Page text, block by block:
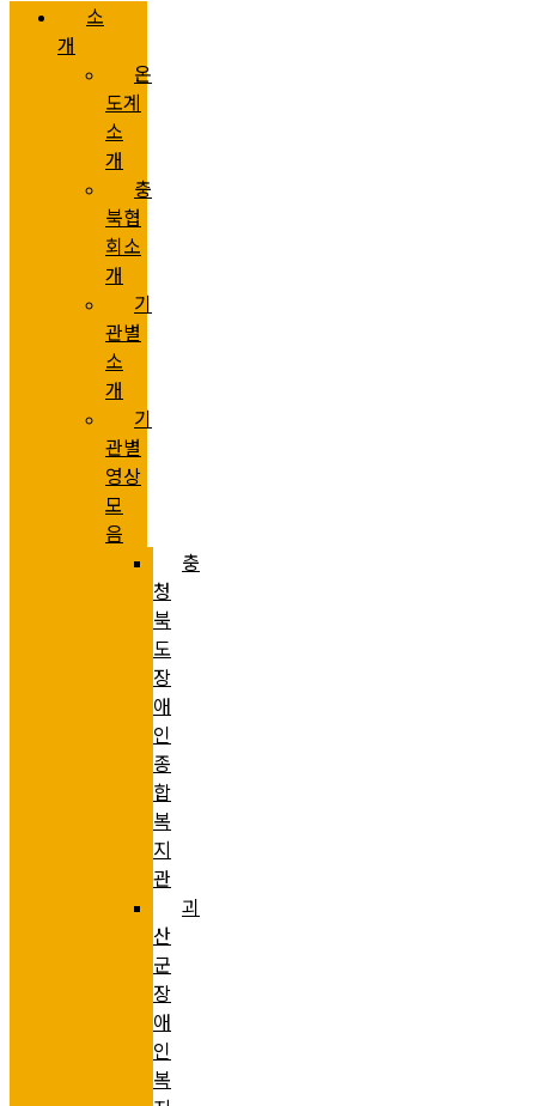
소
개
온
도계
소
개
충
북협
회소
개
기
관별
소
개
기
관별
영상
모
음
충
청
북
도
장
애
인
종
합
복
지
관
괴
산
군
장
애
인
복